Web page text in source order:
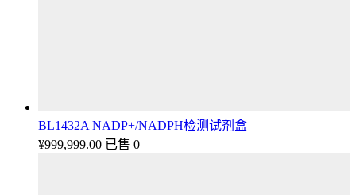
BL1432A NADP+/NADPH检测试剂盒
¥999,999.00 已售 0